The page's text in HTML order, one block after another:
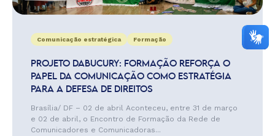
Comunicação estratégica Formação
PROJETO DABUCURY: FORMAÇÃO REFORÇA O
PAPEL DA COMUNICAÇÃO COMO ESTRATÉGIA
PARA A DEFESA DE DIREITOS
Brasília/ DF – 02 de abril Aconteceu, entre 31 de março
e 02 de abril, o Encontro de Formação da Rede de
Comunicadores e Comunicadoras...